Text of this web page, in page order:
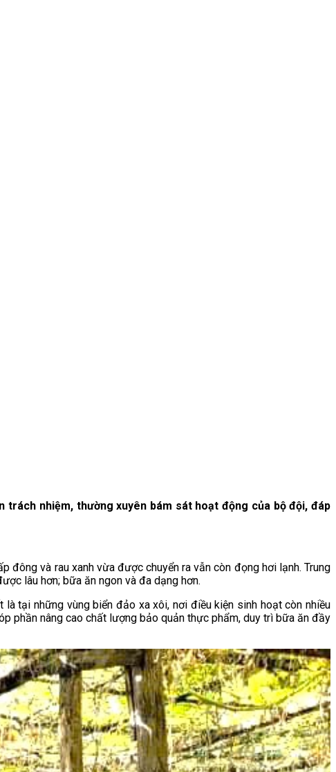
trách nhiệm, thường xuyên bám sát hoạt động của bộ đội, đáp
đông và rau xanh vừa được chuyển ra vẫn còn đọng hơi lạnh. Trung
lâu hơn; bữa ăn ngon và đa dạng hơn.
tại những vùng biển đảo xa xôi, nơi điều kiện sinh hoạt còn nhiều
phần nâng cao chất lượng bảo quản thực phẩm, duy trì bữa ăn đầy